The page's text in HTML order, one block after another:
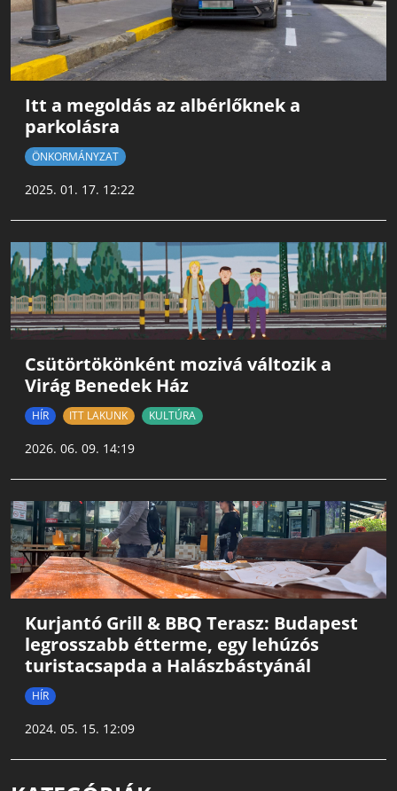
Itt a megoldás az albérlőknek a
parkolásra
ÖNKORMÁNYZAT
2025. 01. 17. 12:22
Csütörtökönként mozivá változik a
Virág Benedek Ház
HÍR ITT LAKUNK KULTÚRA
2026. 06. 09. 14:19
Kurjantó Grill & BBQ Terasz: Budapest
legrosszabb étterme, egy lehúzós
turistacsapda a Halászbástyánál
HÍR
2024. 05. 15. 12:09